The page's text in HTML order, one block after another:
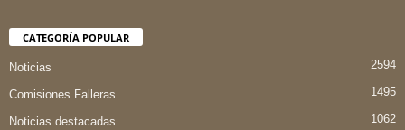
CATEGORÍA POPULAR
Noticias 2594
Comisiones Falleras 1495
Noticias destacadas 1062